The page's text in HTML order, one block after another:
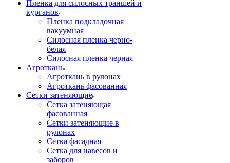
Пленка для силосных траншей и
курганов
Пленка подкладочная
вакуумная
Силосная пленка черно-
белая
Силосная пленка черная
Агроткань
Агроткань в рулонах
Агроткань фасованная
Сетки затеняющие
Сетка затеняющая
фасованная
Сетки затеняющие в
рулонах
Сетка фасадная
Сетка для навесов и
заборов